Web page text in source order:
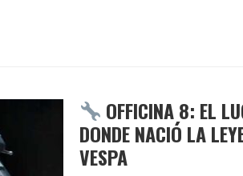
OFFICINA 8: EL
DONDE NACIÓ LA
VESPA